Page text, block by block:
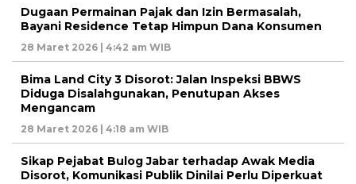
Dugaan Permainan Pajak dan Izin Bermasalah,
Bayani Residence Tetap Himpun Dana Konsumen
28 Maret 2026 | 4:42 am WIB
Bima Land City 3 Disorot: Jalan Inspeksi BBWS
Diduga Disalahgunakan, Penutupan Akses
Mengancam
28 Maret 2026 | 4:18 am WIB
Sikap Pejabat Bulog Jabar terhadap Awak Media
Disorot, Komunikasi Publik Dinilai Perlu Diperkuat